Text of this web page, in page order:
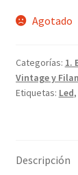
Agotado
Categorías: 1.
Vintage y
Etiquetas: Led,
Descripción